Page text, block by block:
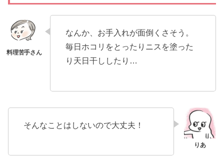
なんか、お手入れが面倒くさそう。
毎日ホコリをとったりニスを塗った
り天日干ししたり…
そんなことはしないので大丈夫！